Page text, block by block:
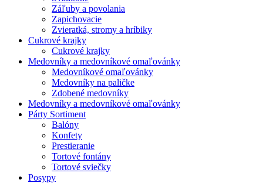
Záľuby a povolania
Zapichovacie
Zvieratká, stromy a hríbiky
Cukrové krajky
Cukrové krajky
Medovníky a medovníkové omaľovánky
Medovníkové omaľovánky
Medovníky na paličke
Zdobené medovníky
Medovníky a medovníkové omaľovánky
Párty Sortiment
Balóny
Konfety
Prestieranie
Tortové fontány
Tortové sviečky
Posypy